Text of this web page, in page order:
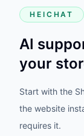
HEICHAT
AI
your
Start with the
the website
requires it.